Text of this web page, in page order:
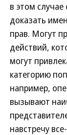
в этом
доказать
прав. Могут
действий,
могут
категорию
например,
вызывают
навстречу